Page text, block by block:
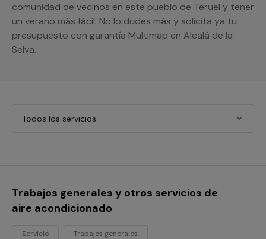
comunidad de vecinos en este pueblo de Teruel y tener
un verano más fácil. No lo dudes más y solicita ya tu
presupuesto con garantía Multimap en Alcalá de la
Selva.
Todos los servicios
Trabajos generales y otros servicios de
aire acondicionado
Servicio Trabajos generales